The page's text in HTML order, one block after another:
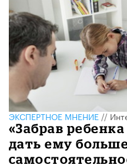
ЭКСПЕРТНОЕ МНЕНИЕ//
«Забрав
дать ему